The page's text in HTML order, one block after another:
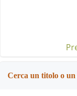
Cerca un titolo o